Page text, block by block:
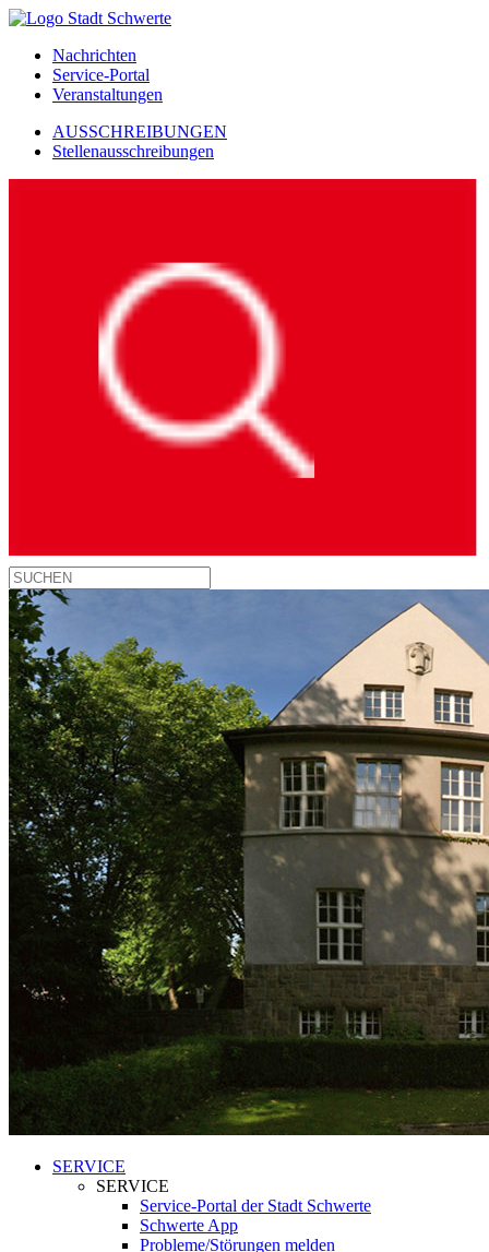
Nachrichten
Service-Portal
Veranstaltungen
AUSSCHREIBUNGEN
Stellenausschreibungen
SERVICE
SERVICE
Service-Portal der Stadt Schwerte
Schwerte App
Probleme/Störungen melden